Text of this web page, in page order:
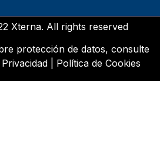
Xterna. All rights reserved
protección de datos, consulte
Política de Cookies